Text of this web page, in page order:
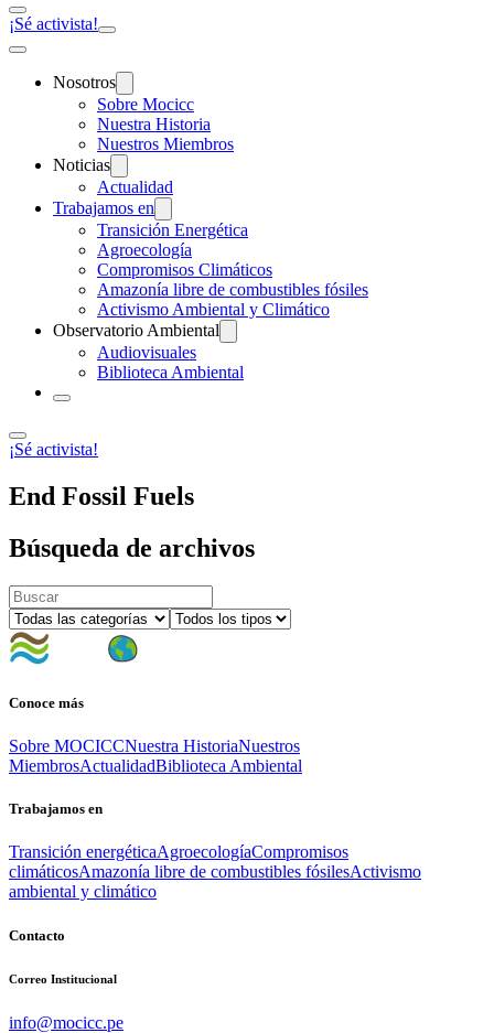
¡Sé activista!
Nosotros
Sobre Mocicc
Nuestra Historia
Nuestros Miembros
Noticias
Actualidad
Trabajamos en
Transición Energética
Agroecología
Compromisos Climáticos
Amazonía libre de combustibles fósiles
Activismo Ambiental y Climático
Observatorio Ambiental
Audiovisuales
Biblioteca Ambiental
¡Sé activista!
End Fossil Fuels
Búsqueda de archivos
Conoce más
Sobre MOCICCNuestra HistoriaNuestros
MiembrosActualidadBiblioteca Ambiental
Trabajamos en
Transición energéticaAgroecologíaCompromisos
climáticosAmazonía libre de combustibles fósilesActivismo
ambiental y climático
Contacto
Correo Institucional
info@mocicc.pe